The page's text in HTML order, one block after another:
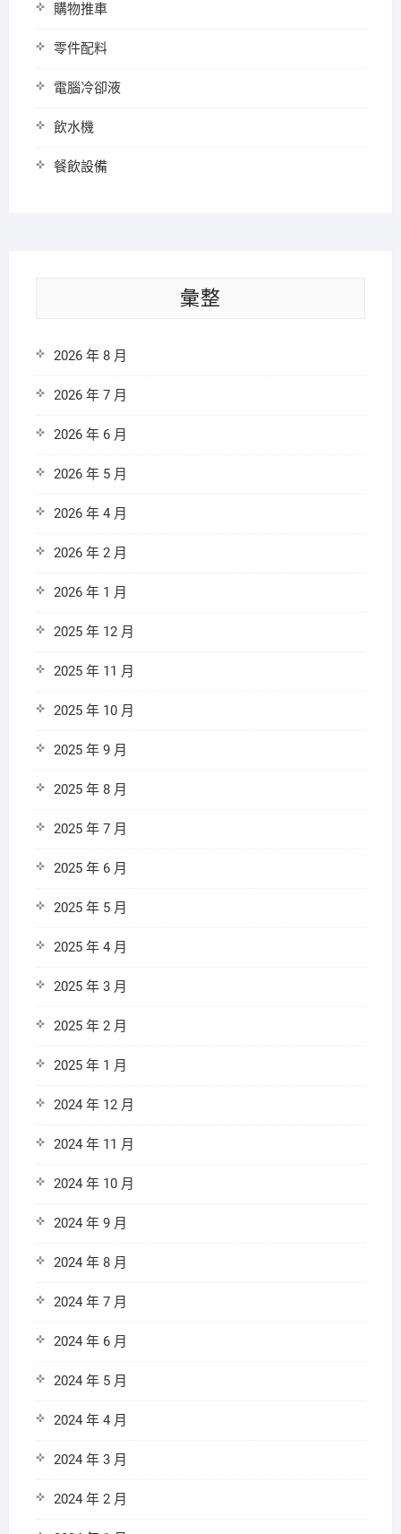
購物推車
零件配料
電腦冷卻液
飲水機
餐飲設備
彙整
2026 年 8 月
2026 年 7 月
2026 年 6 月
2026 年 5 月
2026 年 4 月
2026 年 2 月
2026 年 1 月
2025 年 12 月
2025 年 11 月
2025 年 10 月
2025 年 9 月
2025 年 8 月
2025 年 7 月
2025 年 6 月
2025 年 5 月
2025 年 4 月
2025 年 3 月
2025 年 2 月
2025 年 1 月
2024 年 12 月
2024 年 11 月
2024 年 10 月
2024 年 9 月
2024 年 8 月
2024 年 7 月
2024 年 6 月
2024 年 5 月
2024 年 4 月
2024 年 3 月
2024 年 2 月